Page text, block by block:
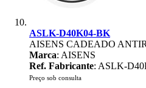
ASLK-D40K04-BK
AISENS CADEADO
Marca: AISENS
Ref. Fabricante: ASLK-
Preço sob consulta